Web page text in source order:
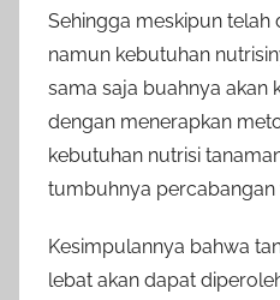
Sehingga meskipun
namun kebutuhan
sama saja buahnya akan
dengan menerapkan
kebutuhan nutrisi
tumbuhnya percabangan
Kesimpulannya bahwa
lebat akan dapat